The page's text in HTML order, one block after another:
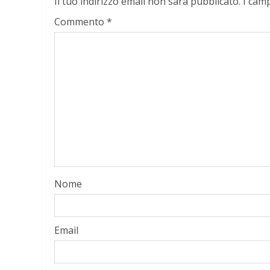
Commento *
Nome
Email